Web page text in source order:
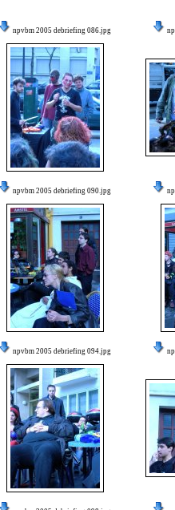
npvbm 2005 debriefing 086.jpg
npvbm 2005 debriefing 090.jpg
npvbm 2005 debriefing 094.jpg